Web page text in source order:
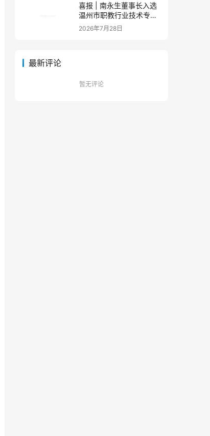
喜报 | 南永生董事长入选
温州市职教行业技术专家
库！
2026年7月28日
最新评论
暂无评论